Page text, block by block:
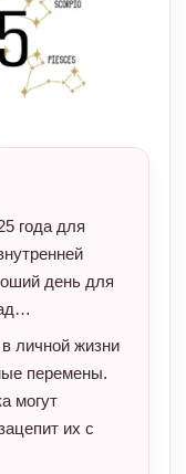
года для
день для
личной жизни
перемены.
могут
их с